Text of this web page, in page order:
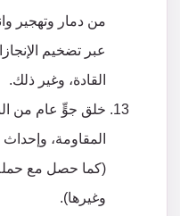
من دمار وتهجير
عبر تضخيم
القادة، وغير ذلك.
خلق جوٍّ عام من
المقاومة،
(كما حصل مع
وغيرها).